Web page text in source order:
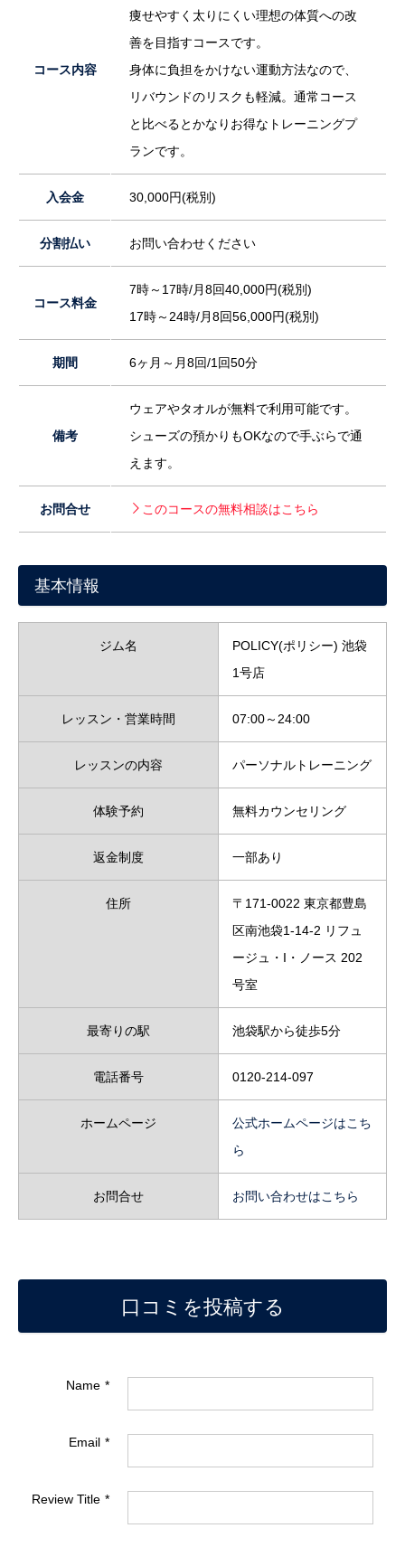
コース内容
痩せやすく太りにくい理想の体質への改
善を目指すコースです。
身体に負担をかけない運動方法なので、
リバウンドのリスクも軽減。通常コース
と比べるとかなりお得なトレーニングプ
ランです。
入会金 30,000円(税別)
分割払い お問い合わせください
コース料金
7時～17時/月8回40,000円(税別)
17時～24時/月8回56,000円(税別)
期間 6ヶ月～月8回/1回50分
備考
ウェアやタオルが無料で利用可能です。
シューズの預かりもOKなので手ぶらで通
えます。
お問合せ このコースの無料相談はこちら
基本情報
ジム名
POLICY(ポリシー) 池袋
1号店
レッスン・営業時間 07:00～24:00
レッスンの内容 パーソナルトレーニング
体験予約 無料カウンセリング
返金制度 一部あり
住所
〒171-0022 東京都豊島
区南池袋1-14-2 リフュ
ージュ・I・ノース 202
号室
最寄りの駅 池袋駅から徒歩5分
電話番号 0120-214-097
ホームページ
公式ホームページはこち
ら
お問合せ お問い合わせはこちら
口コミを投稿する
Name
Email
Review Title